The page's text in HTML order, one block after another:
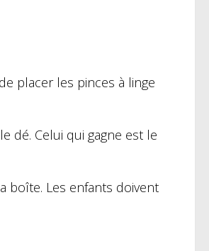
placer les pinces à linge
dé. Celui qui gagne est le
boîte. Les enfants doivent